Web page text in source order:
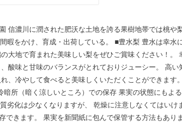
信濃川に潤された肥沃な土地を誇る果樹地帯では桃や
暇をかけ、育成・出荷している。 ■豊水梨 豊水は幸水
大地で育まれた美味しい梨をぜひご賞味ください！。
酸味と甘味のバランスがとれておりジューシー。 高
、冷やして食べると美味しくいただくことができます
所（暗く涼しいところ）での保存 果実の状態にもよ
劣化は少なくなりますが、 乾燥に注意しなくてはいけ
できます。 果実を新聞紙に包んで保管する方法もあ